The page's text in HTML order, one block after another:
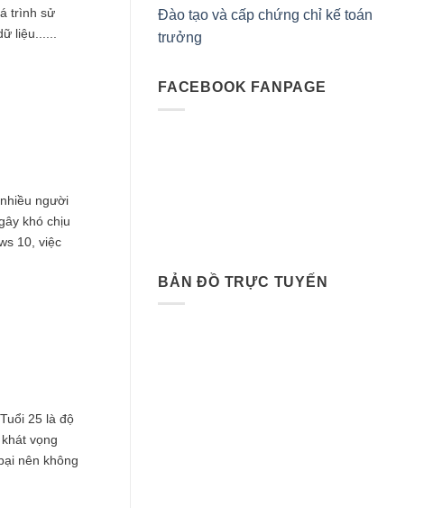
trình sử
liệu......
người
khó chịu
10, việc
25 là độ
vọng
nên không
Đào tạo và cấp chứng chỉ kế toán
trưởng
FACEBOOK FANPAGE
BẢN ĐỒ TRỰC TUYẾN